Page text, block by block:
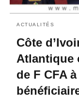
ACTUALITÉS
Côte
Atlantique
de F CFA